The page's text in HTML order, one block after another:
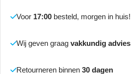
Voor 17:00 besteld, morgen in huis!
Wij geven graag vakkundig advies
Retourneren binnen 30 dagen